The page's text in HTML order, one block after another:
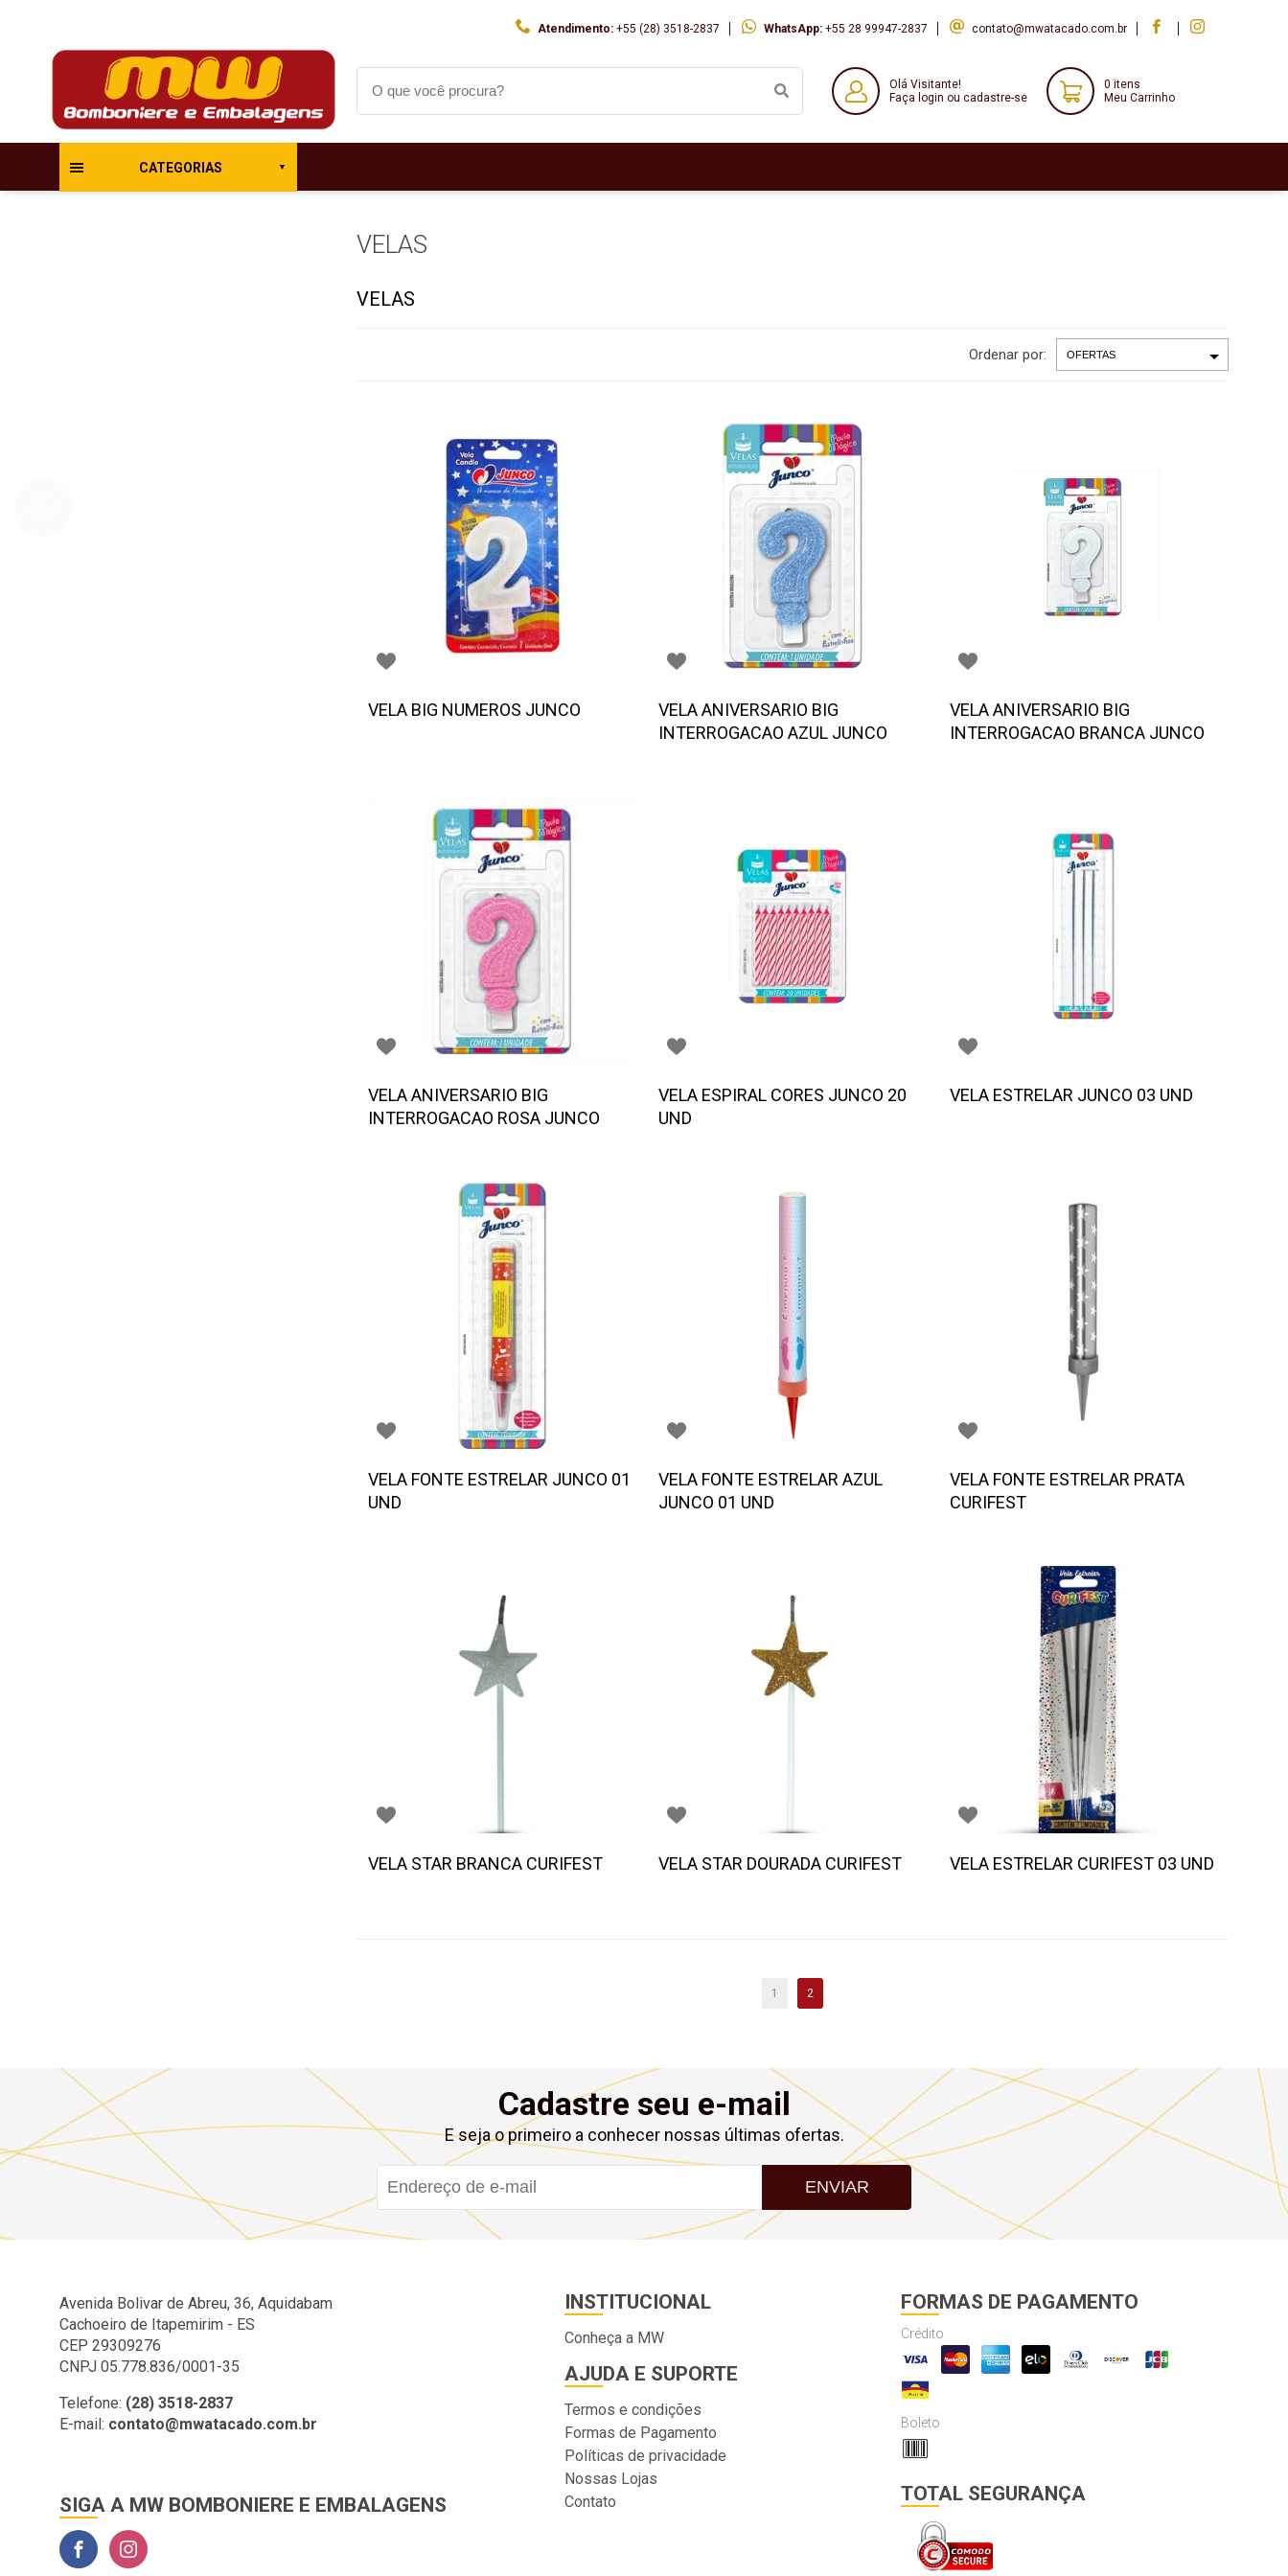
Atendimento: +55 (28) 3518-2837 WhatsApp: +55 28 99947-2837 contato@mwatacado.com.br
Olá Visitante!
Faça login ou cadastre-se
0 itens
Meu Carrinho
CATEGORIAS
VELAS
VELAS
Ordenar por:
VELA BIG NUMEROS JUNCO
VELA ANIVERSARIO BIG
INTERROGACAO AZUL JUNCO
VELA ANIVERSARIO BIG
INTERROGACAO BRANCA JUNCO
VELA ANIVERSARIO BIG
INTERROGACAO ROSA JUNCO
VELA ESPIRAL CORES JUNCO 20
UND
VELA ESTRELAR JUNCO 03 UND
VELA FONTE ESTRELAR JUNCO 01
UND
VELA FONTE ESTRELAR AZUL
JUNCO 01 UND
VELA FONTE ESTRELAR PRATA
CURIFEST
VELA STAR BRANCA CURIFEST VELA STAR DOURADA CURIFEST VELA ESTRELAR CURIFEST 03 UND
1 2
Cadastre seu e-mail
E seja o primeiro a conhecer nossas últimas ofertas.
ENVIAR
Avenida Bolivar de Abreu, 36, Aquidabam
Cachoeiro de Itapemirim - ES
CEP 29309276
CNPJ 05.778.836/0001-35
Telefone: (28) 3518-2837
E-mail: contato@mwatacado.com.br
SIGA A MW BOMBONIERE E EMBALAGENS
INSTITUCIONAL
Conheça a MW
AJUDA E SUPORTE
Termos e condições
Formas de Pagamento
Políticas de privacidade
Nossas Lojas
Contato
FORMAS DE PAGAMENTO
Crédito
Boleto
TOTAL SEGURANÇA